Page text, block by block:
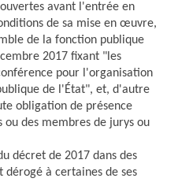
avant l'entrée en
de sa mise en œuvre,
de la fonction publique
2017 fixant "les
pour l'organisation
de l'État", et, d'autre
obligation de présence
ou des membres de jurys ou
décret de 2017 dans des
à certaines de ses